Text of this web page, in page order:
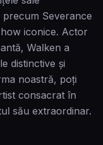
precum Severance
iconice. Actor
Walken a
distinctive și
noastră, poţi
consacrat în
său extraordinar.